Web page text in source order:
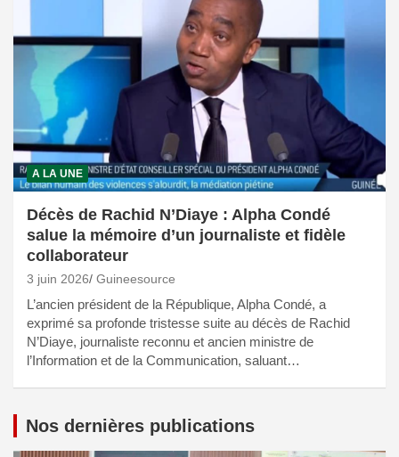
A LA UNE
Décès de Rachid N’Diaye : Alpha Condé
salue la mémoire d’un journaliste et fidèle
collaborateur
3 juin 2026 Guineesource
L’ancien président de la République, Alpha Condé, a
exprimé sa profonde tristesse suite au décès de Rachid
N’Diaye, journaliste reconnu et ancien ministre de
l’Information et de la Communication, saluant…
Nos dernières publications